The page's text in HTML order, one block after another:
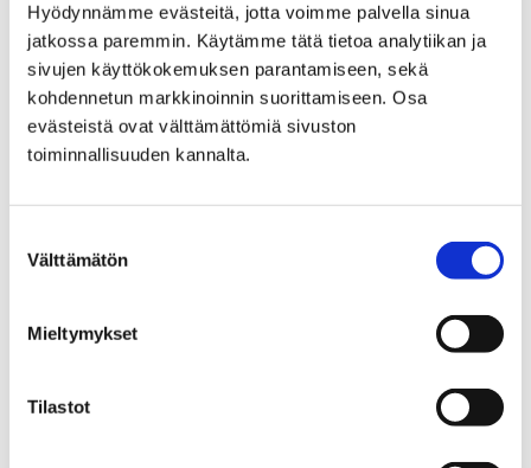
Hyödynnämme evästeitä, jotta voimme palvella sinua
jatkossa paremmin. Käytämme tätä tietoa analytiikan ja
sivujen käyttökokemuksen parantamiseen, sekä
kohdennetun markkinoinnin suorittamiseen. Osa
evästeistä ovat välttämättömiä sivuston
toiminnallisuuden kannalta.
valinta
Välttämätön
Mieltymykset
Tilastot
Hävikkiviikko
arvioimista, jotta ruokaa ei turhaan heitettäisi